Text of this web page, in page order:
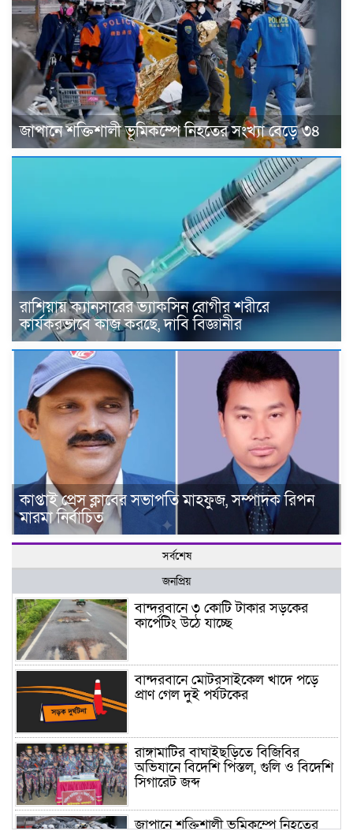
জাপানে শক্তিশালী ভূমিকম্পে নিহতের সংখ্যা বেড়ে ৩৪
রাশিয়ায় ক্যানসারের ভ্যাকসিন রোগীর শরীরে
কার্যকরভাবে কাজ করছে, দাবি বিজ্ঞানীর
কাপ্তাই প্রেস ক্লাবের সভাপতি মাহফুজ, সম্পাদক রিপন
মারমা নির্বাচিত
সর্বশেষ
জনপ্রিয়
বান্দরবানে ৩ কোটি টাকার সড়কের
কার্পেটিং উঠে যাচ্ছে
বান্দরবানে মোটরসাইকেল খাদে পড়ে
প্রাণ গেল দুই পর্যটকের
রাঙ্গামাটির বাঘাইছড়িতে বিজিবির
অভিযানে বিদেশি পিস্তল, গুলি ও বিদেশি
সিগারেট জব্দ
জাপানে শক্তিশালী ভূমিকম্পে নিহতের